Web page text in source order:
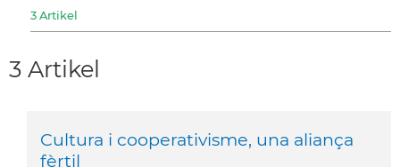
3 Artikel
3 Artikel
Cultura i cooperativisme, una aliança
fèrtil